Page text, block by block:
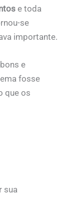
e toda
se
importante.
e
fosse
que os
sua